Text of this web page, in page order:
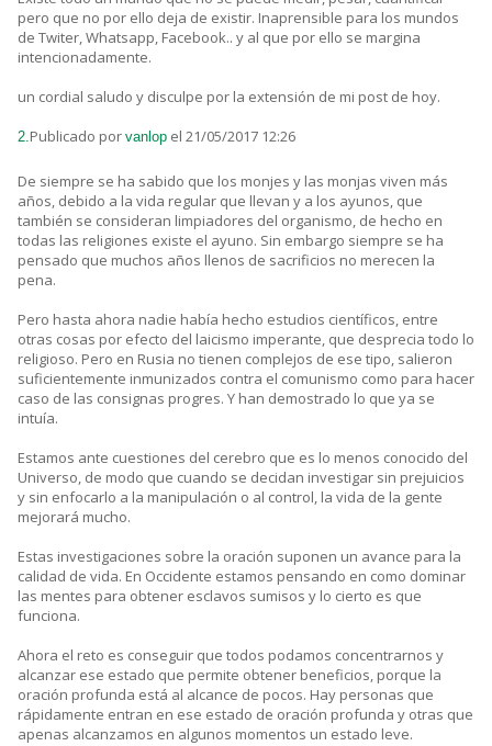
pero que no por ello deja de existir. Inaprensible para los mundos
de Twiter, Whatsapp, Facebook.. y al que por ello se margina
intencionadamente.
un cordial saludo y disculpe por la extensión de mi post de hoy.
2.Publicado por vanlop el 21/05/2017 12:26
De siempre se ha sabido que los monjes y las monjas viven más
años, debido a la vida regular que llevan y a los ayunos, que
también se consideran limpiadores del organismo, de hecho en
todas las religiones existe el ayuno. Sin embargo siempre se ha
pensado que muchos años llenos de sacrificios no merecen la
pena.
Pero hasta ahora nadie había hecho estudios científicos, entre
otras cosas por efecto del laicismo imperante, que desprecia todo lo
religioso. Pero en Rusia no tienen complejos de ese tipo, salieron
suficientemente inmunizados contra el comunismo como para hacer
caso de las consignas progres. Y han demostrado lo que ya se
intuía.
Estamos ante cuestiones del cerebro que es lo menos conocido del
Universo, de modo que cuando se decidan investigar sin prejuicios
y sin enfocarlo a la manipulación o al control, la vida de la gente
mejorará mucho.
Estas investigaciones sobre la oración suponen un avance para la
calidad de vida. En Occidente estamos pensando en como dominar
las mentes para obtener esclavos sumisos y lo cierto es que
funciona.
Ahora el reto es conseguir que todos podamos concentrarnos y
alcanzar ese estado que permite obtener beneficios, porque la
oración profunda está al alcance de pocos. Hay personas que
rápidamente entran en ese estado de oración profunda y otras que
apenas alcanzamos en algunos momentos un estado leve.